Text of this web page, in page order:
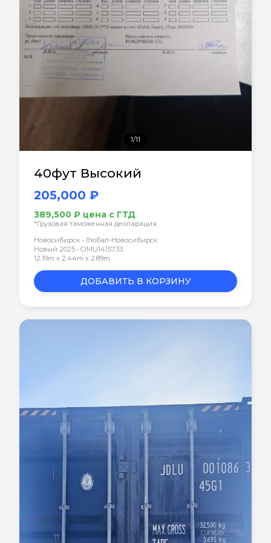
1/11
40фут Высокий
205,000 ₽
389,500 ₽ цена с ГТД
*Грузовая таможенная декларация
Новосибирск - Глобал-Новосибирск
Новый 2025 • CIMU1415733
12.19m x 2.44m x 2.89m
ДОБАВИТЬ В КОРЗИНУ